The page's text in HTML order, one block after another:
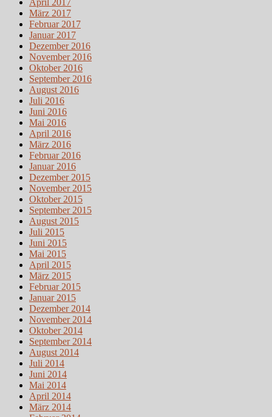
März 2017
Februar 2017
Januar 2017
Dezember 2016
November 2016
Oktober 2016
September 2016
August 2016
Juli 2016
Juni 2016
Mai 2016
April 2016
März 2016
Februar 2016
Januar 2016
Dezember 2015
November 2015
Oktober 2015
September 2015
August 2015
Juli 2015
Juni 2015
Mai 2015
April 2015
März 2015
Februar 2015
Januar 2015
Dezember 2014
November 2014
Oktober 2014
September 2014
August 2014
Juli 2014
Juni 2014
Mai 2014
April 2014
März 2014